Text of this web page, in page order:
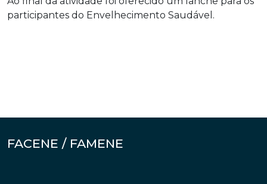
participantes do Envelhecimento Saudável.
FACENE / FAMENE